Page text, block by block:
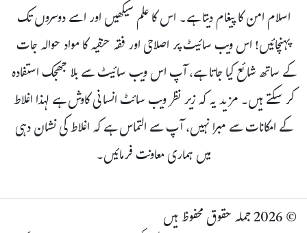
اسلام امن کا پیغام دیتا ہے۔ اس کا علم سیکھیں اور اسے دوسروں تک
پہنچائیں! اس ویب سائیٹ پر اصلاحی اور فقہ حنفیہ کا مواد حوالہ جات
کے ساتھ شائع کیا جاتا ہے، آپ اس ویب سائیٹ سے بلا جھجک استفادہ
کر سکتے ہیں۔ مزید یہ کہ زیر نظر ویب سائٹ انسانی کاوش ہے لہذا اغلاط
کے امکانات سے مبرا نہیں، آپ سے التماس ہے کہ اغلاط کی نشان دہی
میں ہماری معاونت فرمائیں۔
© 2026 جملہ حقوق محفوظ ہیں